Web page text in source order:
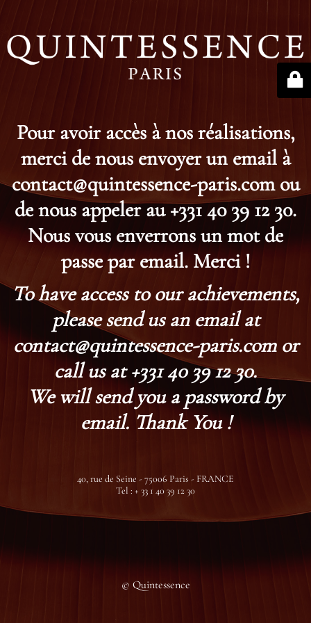
Pour avoir accès à nos réalisations,
merci de nous envoyer un email à
contact@quintessence-paris.com ou
de nous appeler au +331 40 39 12 30.
Nous vous enverrons un mot de
passe par email. Merci !
To have access to our achievements,
please send us an email at
contact@quintessence-paris.com or
call us at +331 40 39 12 30.
We will send you a password by
email. Thank You !
40, rue de Seine - 75006 Paris - FRANCE
Tel : + 33 1 40 39 12 30
© Quintessence